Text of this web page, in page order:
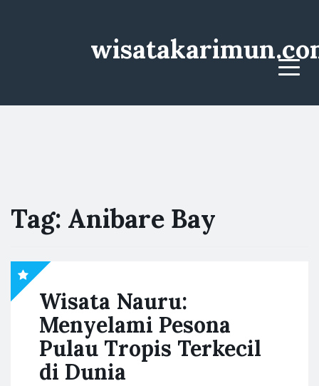
Menu
Tag: Anibare Bay
Wisata Nauru:
Menyelami Pesona
Pulau Tropis Terkecil
di Dunia